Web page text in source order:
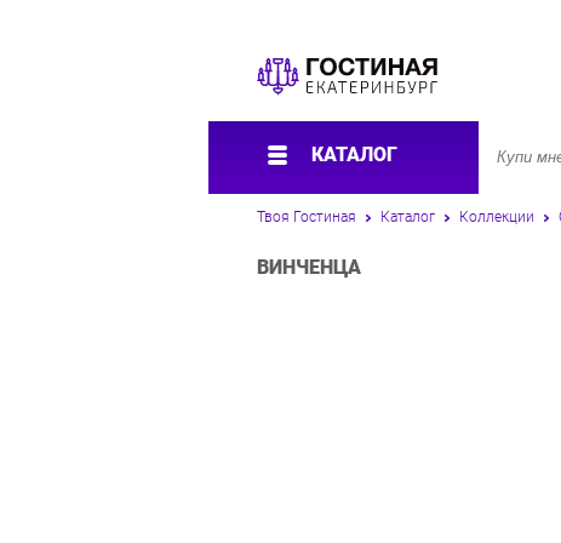
КАТАЛОГ
Твоя Гостиная Каталог Коллекции
ВИНЧЕНЦА